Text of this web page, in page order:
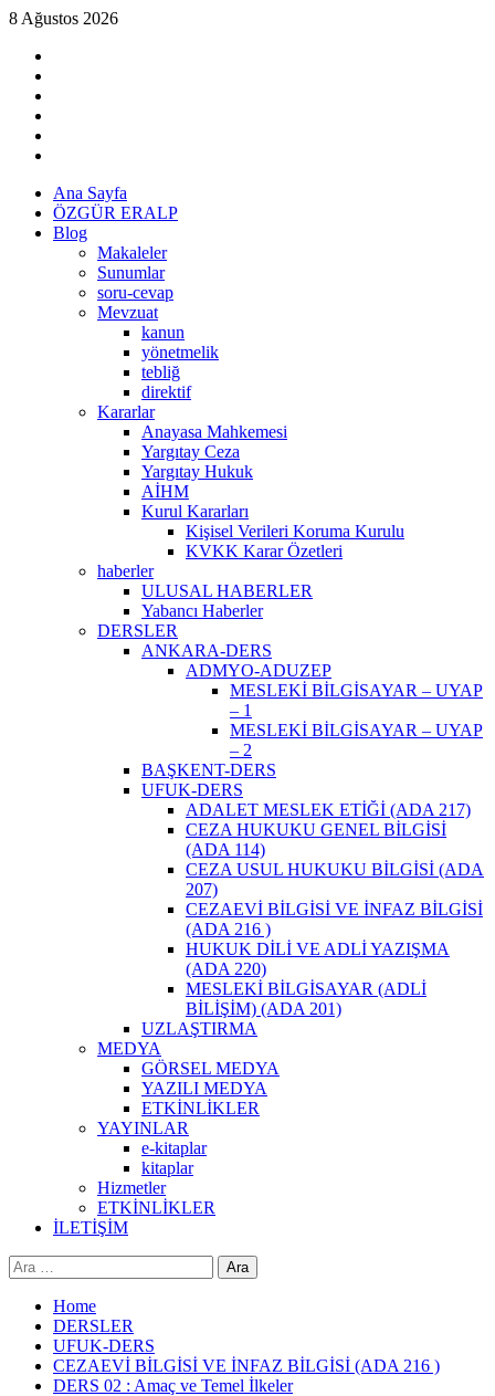
Skip
content
8 Ağustos 2026
Primary
Menu
Ana Sayfa
ÖZGÜR ERALP
Blog
Makaleler
Sunumlar
soru-cevap
Mevzuat
kanun
yönetmelik
tebliğ
direktif
Kararlar
Anayasa Mahkemesi
Yargıtay Ceza
Yargıtay Hukuk
AİHM
Kurul Kararları
Kişisel Verileri Koruma Kurulu
KVKK Karar Özetleri
haberler
ULUSAL HABERLER
Yabancı Haberler
DERSLER
ANKARA-DERS
ADMYO-ADUZEP
MESLEKİ BİLGİSAYAR – UYAP
– 1
MESLEKİ BİLGİSAYAR – UYAP
– 2
BAŞKENT-DERS
UFUK-DERS
ADALET MESLEK ETİĞİ (ADA 217)
CEZA HUKUKU GENEL BİLGİSİ
(ADA 114)
CEZA USUL HUKUKU BİLGİSİ (ADA
207)
CEZAEVİ BİLGİSİ VE İNFAZ BİLGİSİ
(ADA 216 )
HUKUK DİLİ VE ADLİ YAZIŞMA
(ADA 220)
MESLEKİ BİLGİSAYAR (ADLİ
BİLİŞİM) (ADA 201)
UZLAŞTIRMA
MEDYA
GÖRSEL MEDYA
YAZILI MEDYA
ETKİNLİKLER
YAYINLAR
e-kitaplar
kitaplar
Hizmetler
ETKİNLİKLER
İLETİŞİM
Arama:
Home
DERSLER
UFUK-DERS
CEZAEVİ BİLGİSİ VE İNFAZ BİLGİSİ (ADA 216 )
DERS 02 : Amaç ve Temel İlkeler